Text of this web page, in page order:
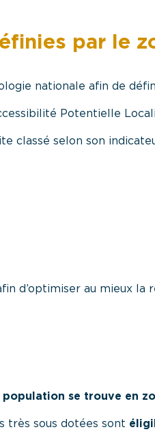
par le
nationale afin de
Potentielle
classé selon son
d’optimiser au mieux la
population se trouve en
très sous dotées sont